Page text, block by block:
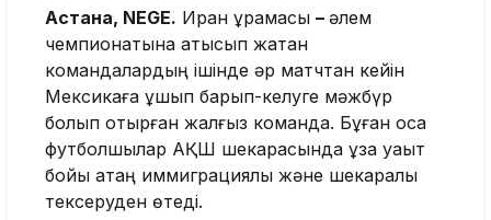
Астана, NEGE. Иран құрамасы – әлем
чемпионатына қатысып жатқан
командалардың ішінде әр матчтан кейін
Мексикаға ұшып барып-келуге мәжбүр
болып отырған жалғыз команда. Бұған қоса
футболшылар АҚШ шекарасында ұзақ уақыт
бойы қатаң иммиграциялық және шекаралық
тексеруден өтеді.